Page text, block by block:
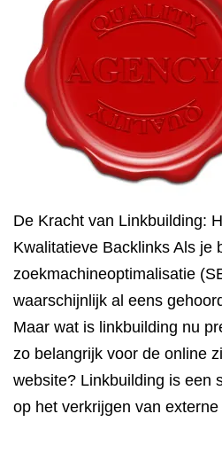
De Kracht van Linkbuilding:
Kwalitatieve Backlinks Als je
zoekmachineoptimalisatie
waarschijnlijk al eens
Maar wat is linkbuilding nu
zo belangrijk voor de online
website? Linkbuilding is een
op het verkrijgen van externe